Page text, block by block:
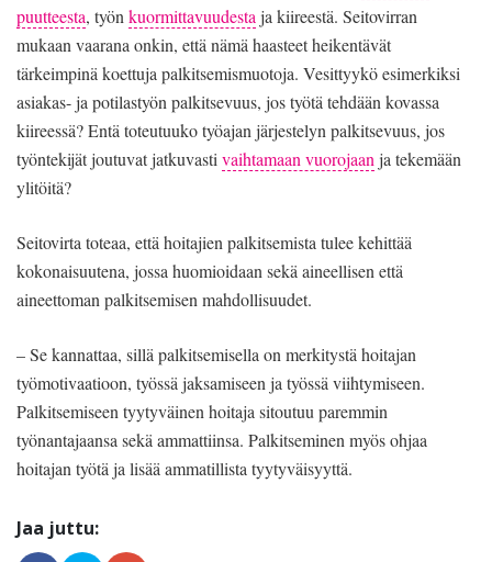
puutteesta, työn kuormittavuudesta ja kiireestä. Seitovirran
mukaan vaarana onkin, että nämä haasteet heikentävät
tärkeimpinä koettuja palkitsemismuotoja. Vesittyykö esimerkiksi
asiakas- ja potilastyön palkitsevuus, jos työtä tehdään kovassa
kiireessä? Entä toteutuuko työajan järjestelyn palkitsevuus, jos
työntekijät joutuvat jatkuvasti vaihtamaan vuorojaan ja tekemään
ylitöitä?
Seitovirta toteaa, että hoitajien palkitsemista tulee kehittää
kokonaisuutena, jossa huomioidaan sekä aineellisen että
aineettoman palkitsemisen mahdollisuudet.
– Se kannattaa, sillä palkitsemisella on merkitystä hoitajan
työmotivaatioon, työssä jaksamiseen ja työssä viihtymiseen.
Palkitsemiseen tyytyväinen hoitaja sitoutuu paremmin
työnantajaansa sekä ammattiinsa. Palkitseminen myös ohjaa
hoitajan työtä ja lisää ammatillista tyytyväisyyttä.